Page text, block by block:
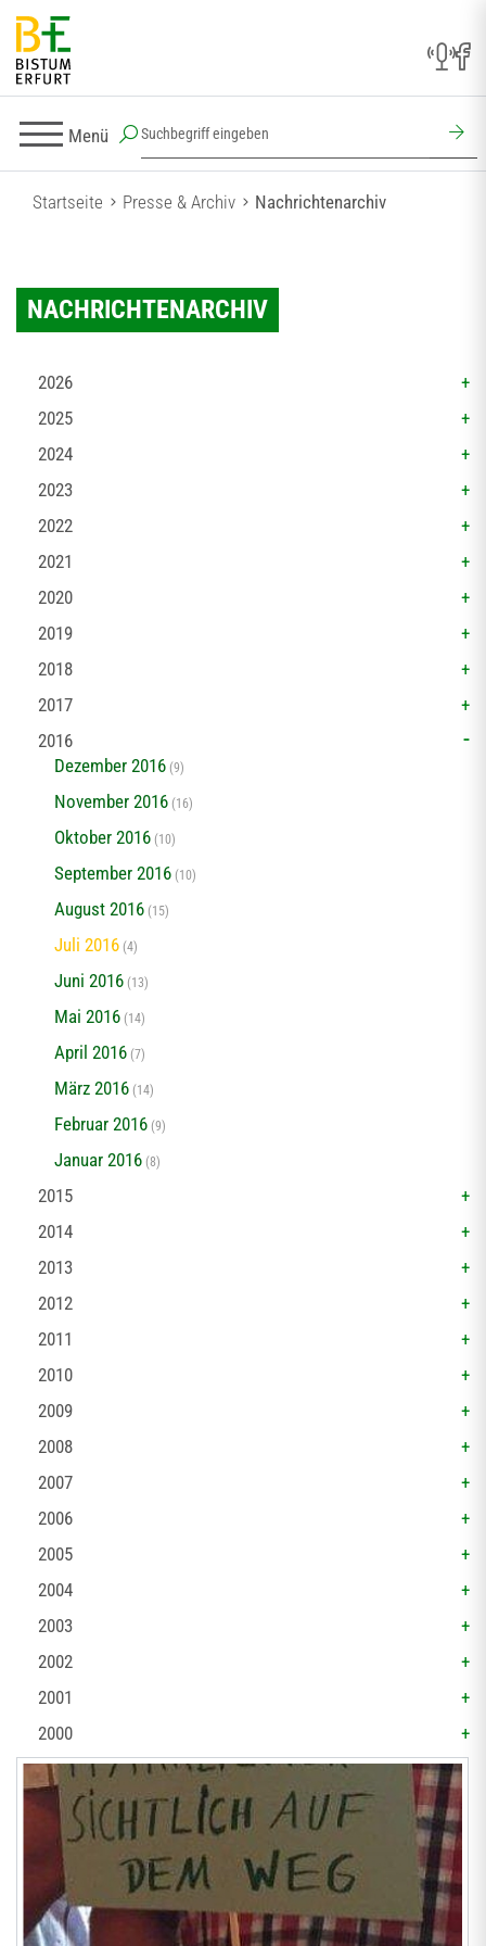
Menü
Startseite Presse & Archiv Nachrichtenarchiv
NACHRICHTENARCHIV
2026
2025
2024
2023
2022
2021
2020
2019
2018
2017
2016
Dezember 2016 (9)
November 2016 (16)
Oktober 2016 (10)
September 2016 (10)
August 2016 (15)
Juli 2016 (4)
Juni 2016 (13)
Mai 2016 (14)
April 2016 (7)
März 2016 (14)
Februar 2016 (9)
Januar 2016 (8)
2015
2014
2013
2012
2011
2010
2009
2008
2007
2006
2005
2004
2003
2002
2001
2000